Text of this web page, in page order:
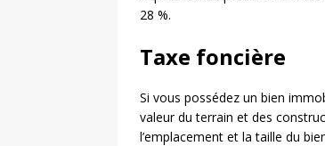
28 %.
Taxe foncière
Si vous possédez un bien
valeur du terrain et des
l’emplacement et la taille du